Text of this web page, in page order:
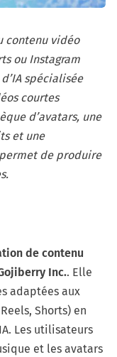
contenu vidéo
ou Instagram
spécialisée
courtes
d’avatars, une
et une
de produire
de contenu
Inc.. Elle
adaptées aux
Shorts) en
Les utilisateurs
et les avatars